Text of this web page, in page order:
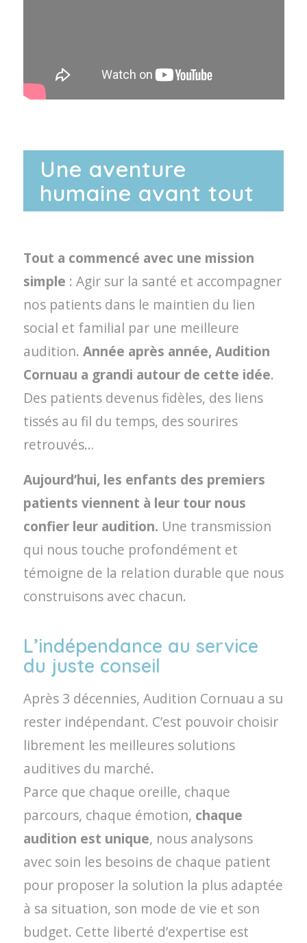
Une aventure
humaine avant tout
Tout a commencé avec une mission
simple : Agir sur la santé et accompagner
nos patients dans le maintien du lien
social et familial par une meilleure
audition. Année après année, Audition
Cornuau a grandi autour de cette idée.
Des patients devenus fidèles, des liens
tissés au fil du temps, des sourires
retrouvés…
Aujourd’hui, les enfants des premiers
patients viennent à leur tour nous
confier leur audition. Une transmission
qui nous touche profondément et
témoigne de la relation durable que nous
construisons avec chacun.
L’indépendance au service
du juste conseil
Après 3 décennies, Audition Cornuau a su
rester indépendant. C’est pouvoir choisir
librement les meilleures solutions
auditives du marché.
Parce que chaque oreille, chaque
parcours, chaque émotion, chaque
audition est unique, nous analysons
avec soin les besoins de chaque patient
pour proposer la solution la plus adaptée
à sa situation, son mode de vie et son
budget. Cette liberté d’expertise est